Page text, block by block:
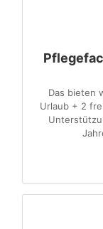
Das bieten
Urlaub + 2